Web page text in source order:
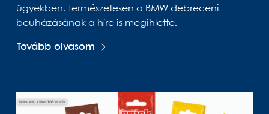
ügyekben. Természetesen a BMW debreceni
beuházásának a híre is megihlette.
Tovább olvasom